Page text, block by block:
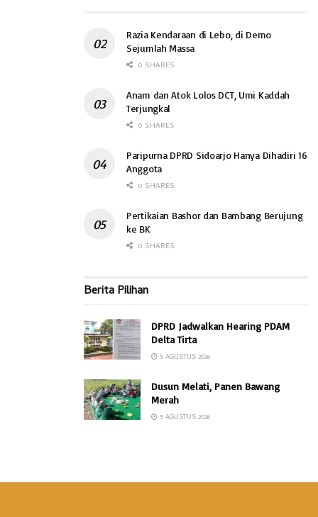
Razia Kendaraan di Lebo, di Demo
Sejumlah Massa
0 SHARES
Anam dan Atok Lolos DCT, Umi Kaddah
Terjungkal
0 SHARES
Paripurna DPRD Sidoarjo Hanya Dihadiri 16
Anggota
0 SHARES
Pertikaian Bashor dan Bambang Berujung
ke BK
0 SHARES
Berita Pilihan
DPRD Jadwalkan Hearing PDAM
Delta Tirta
5 AGUSTUS 2026
Dusun Melati, Panen Bawang
Merah
5 AGUSTUS 2026